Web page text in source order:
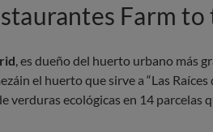
Farm to
, es dueño del huerto urbano más
el huerto que sirve a “Las
verduras ecológicas en 14 parcelas